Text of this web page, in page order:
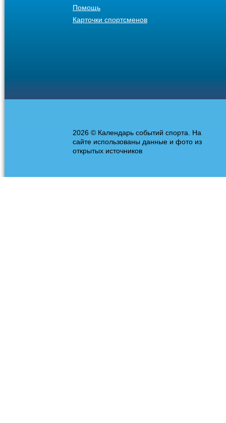
Помощь
Карточки спортсменов
2026 © Календарь событий спорта. На
сайте использованы данные и фото из
открытых источников